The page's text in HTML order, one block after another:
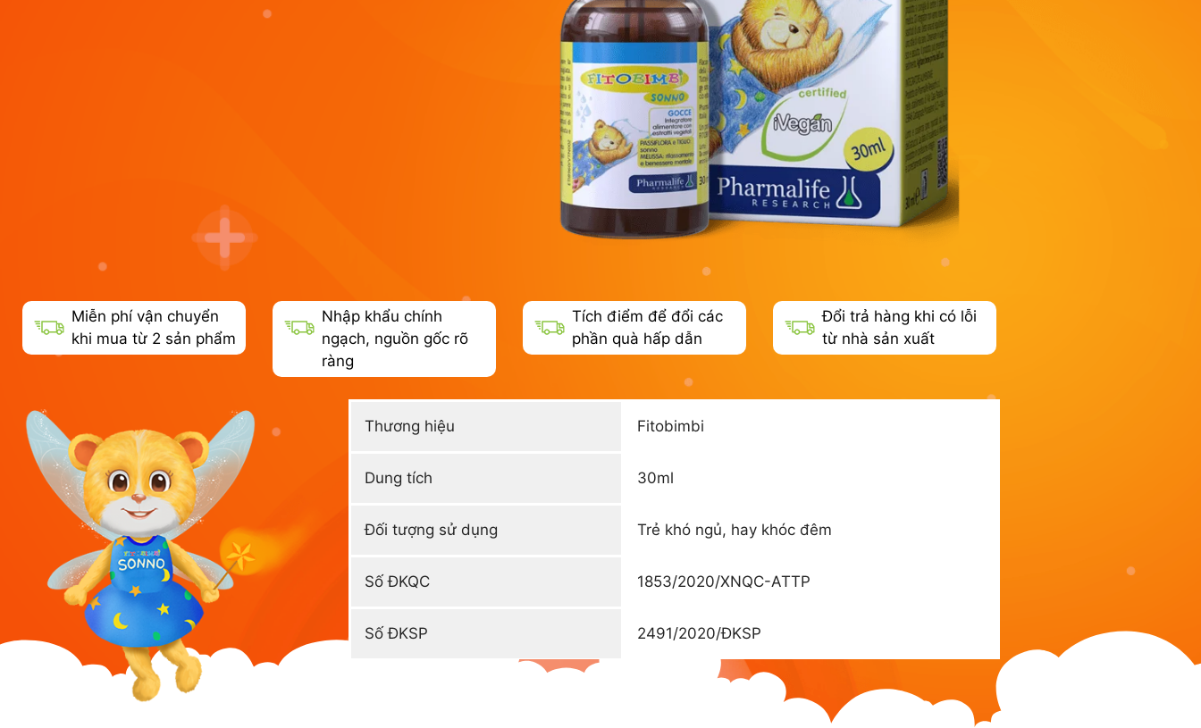
Miễn phí vận chuyển
khi mua từ 2 sản phẩm
Nhập khẩu chính
ngạch, nguồn gốc rõ
ràng
Tích điểm để đổi các
phần quà hấp dẫn
Đổi trả hàng khi có lỗi
từ nhà sản xuất
Thương hiệu Fitobimbi
Dung tích 30ml
Đối tượng sử dụng Trẻ khó ngủ, hay khóc đêm
Số ĐKQC 1853/2020/XNQC-ATTP
Số ĐKSP 2491/2020/ĐKSP